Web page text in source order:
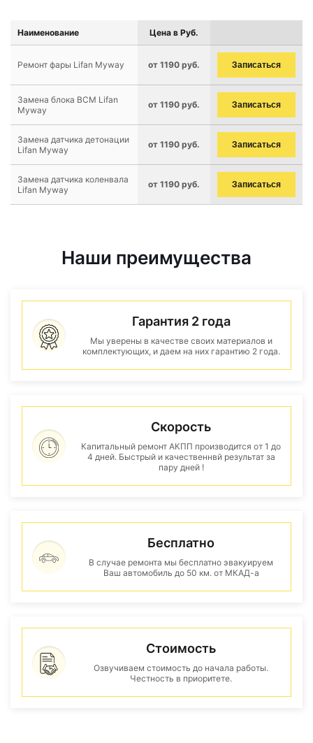
Наименование Цена в Руб.
Ремонт фары Lifan Myway от 1190 руб. Записаться
Замена блока BCM Lifan
Myway
от 1190 руб. Записаться
Замена датчика детонации
Lifan Myway
от 1190 руб. Записаться
Замена датчика коленвала
Lifan Myway
от 1190 руб. Записаться
Наши преимущества
Гарантия 2 года
Мы уверены в качестве своих материалов и
комплектующих, и даем на них гарантию 2 года.
Скорость
Капитальный ремонт АКПП производится от 1 до
4 дней. Быстрый и качественнвй результат за
пару дней !
Бесплатно
В случае ремонта мы бесплатно эвакуируем
Ваш автомобиль до 50 км. от МКАД-а
Стоимость
Озвучиваем стоимость до начала работы.
Честность в приоритете.